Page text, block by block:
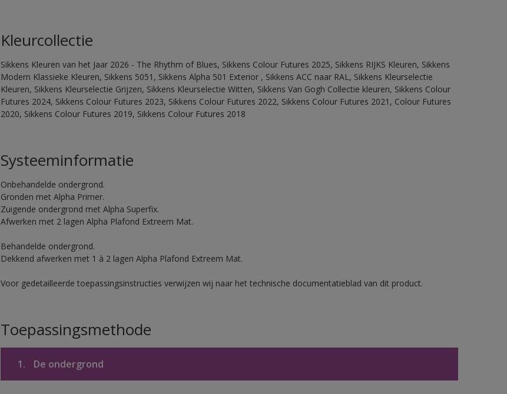
Kleurcollectie
Sikkens Kleuren van het Jaar 2026 - The Rhythm of Blues, Sikkens Colour Futures 2025, Sikkens RIJKS Kleuren, Sikkens
Modern Klassieke Kleuren, Sikkens 5051, Sikkens Alpha 501 Exterior , Sikkens ACC naar RAL, Sikkens Kleurselectie
Kleuren, Sikkens Kleurselectie Grijzen, Sikkens Kleurselectie Witten, Sikkens Van Gogh Collectie kleuren, Sikkens Colour
Futures 2024, Sikkens Colour Futures 2023, Sikkens Colour Futures 2022, Sikkens Colour Futures 2021, Colour Futures
2020, Sikkens Colour Futures 2019, Sikkens Colour Futures 2018
Systeeminformatie
Onbehandelde ondergrond.
Gronden met Alpha Primer.
Zuigende ondergrond met Alpha Superfix.
Afwerken met 2 lagen Alpha Plafond Extreem Mat.
Behandelde ondergrond.
Dekkend afwerken met 1 à 2 lagen Alpha Plafond Extreem Mat.
Voor gedetailleerde toepassingsinstructies verwijzen wij naar het technische documentatieblad van dit product.
Toepassingsmethode
1. De ondergrond